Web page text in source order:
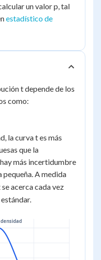
un valor p, tal
estadístico de
t depende de los
como:
la curva t es más
que la
más incertidumbre
pequeña. A medida
acerca cada vez
densidad